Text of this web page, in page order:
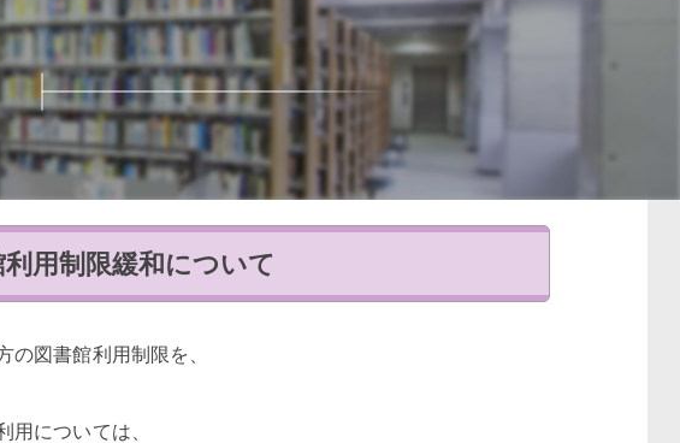
用制限緩和について
図書館利用制限を、
用については、